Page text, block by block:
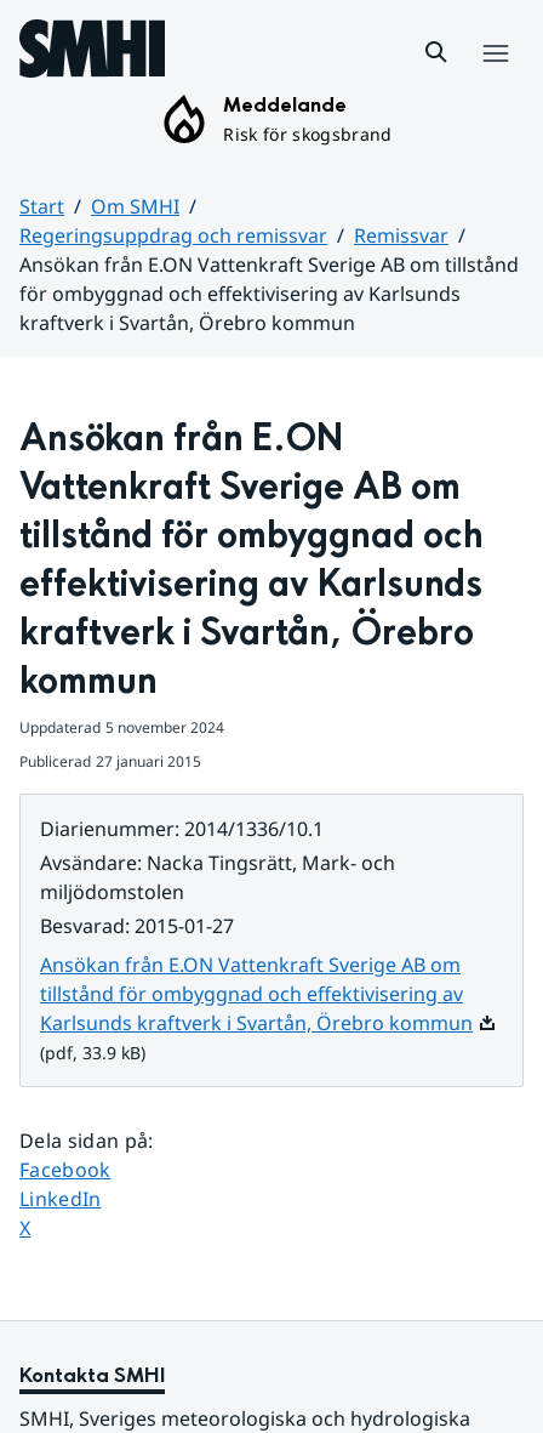
Hoppa till sidans innehåll
Meddelande
Risk för skogsbrand
Start
Om SMHI
Regeringsuppdrag och remissvar
Remissvar
Ansökan från E.ON Vattenkraft Sverige AB om tillstånd
för ombyggnad och effektivisering av Karlsunds
kraftverk i Svartån, Örebro kommun
Ansökan från E.ON
Vattenkraft Sverige AB om
tillstånd för ombyggnad och
effektivisering av Karlsunds
kraftverk i Svartån, Örebro
kommun
Uppdaterad 5 november 2024
Publicerad 27 januari 2015
Diarienummer: 2014/1336/10.1
Avsändare: Nacka Tingsrätt, Mark- och
miljödomstolen
Besvarad: 2015-01-27
Ansökan från E.ON Vattenkraft Sverige AB om
tillstånd för ombyggnad och effektivisering av
Karlsunds kraftverk i Svartån, Örebro kommun Pdf,
(pdf, 33.9 kB)
Dela sidan på:
Dela sidan på
Facebook
Dela sidan på
LinkedIn
Dela sidan på
X
Kontakta SMHI
SMHI, Sveriges meteorologiska och hydrologiska